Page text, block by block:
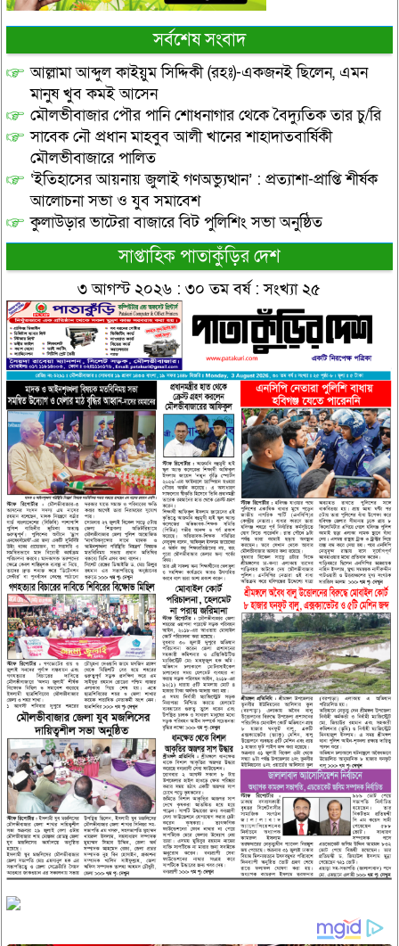
সর্বশেষ সংবাদ
আল্লামা আব্দুল কাইয়ুম সিদ্দিকী (রহঃ)-একজনই ছিলেন, এমন
মানুষ খুব কমই আসেন
মৌলভীবাজার পৌর পানি শোধনাগার থেকে বৈদ্যুতিক তার চু/রি
সাবেক নৌ প্রধান মাহবুব আলী খানের শাহাদাতবার্ষিকী
মৌলভীবাজারে পালিত
‘ইতিহাসের আয়নায় জুলাই গণঅভ্যুত্থান’ : প্রত্যাশা-প্রাপ্তি শীর্ষক
আলোচনা সভা ও যুব সমাবেশ
কুলাউড়ার ভাটেরা বাজারে বিট পুলিশিং সভা অনুষ্ঠিত
সাপ্তাহিক পাতাকুঁড়ির দেশ
৩ আগস্ট ২০২৬ : ৩০ তম বর্ষ : সংখ্যা ২৫